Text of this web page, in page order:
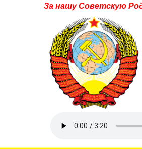
За нашу Советскую